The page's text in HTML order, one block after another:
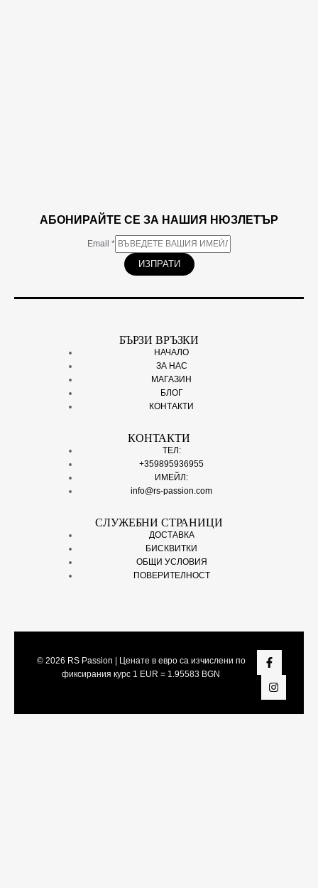
АБОНИРАЙТЕ СЕ ЗА НАШИЯ НЮЗЛЕТЪР
Email *
ИЗПРАТИ
БЪРЗИ ВРЪЗКИ
НАЧАЛО
ЗА НАС
МАГАЗИН
БЛОГ
КОНТАКТИ
КОНТАКТИ
ТЕЛ:
+359895936955
ИМЕЙЛ:
info@rs-passion.com
СЛУЖЕБНИ СТРАНИЦИ
ДОСТАВКА
БИСКВИТКИ
ОБЩИ УСЛОВИЯ
ПОВЕРИТЕЛНОСТ
© 2026 RS Passion | Ценате в евро са изчислени по
фиксирания курс 1 EUR = 1.95583 BGN